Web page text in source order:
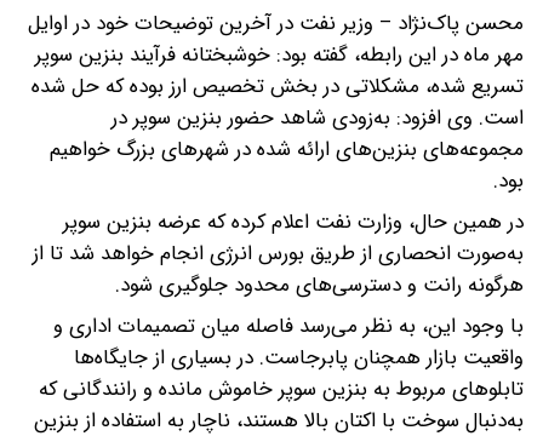
محسن پاک‌نژاد – وزیر نفت در آخرین توضیحات خود در اوایل
مهر ماه در این رابطه، گفته بود: خوشبختانه فرآیند بنزین سوپر
تسریع شده، مشکلاتی در بخش تخصیص ارز بوده که حل شده
است. وی افزود: به‌زودی شاهد حضور بنزین سوپر در
مجموعه‌های بنزین‌های ارائه شده در شهرهای بزرگ خواهیم
بود.
در همین حال، وزارت نفت اعلام کرده که عرضه بنزین سوپر
به‌صورت انحصاری از طریق بورس انرژی انجام خواهد شد تا از
هرگونه رانت و دسترسی‌های محدود جلوگیری شود.
با وجود این، به نظر می‌رسد فاصله میان تصمیمات اداری و
واقعیت بازار همچنان پابرجاست. در بسیاری از جایگاه‌ها
تابلوهای مربوط به بنزین سوپر خاموش مانده و رانندگانی که
به‌دنبال سوخت با اکتان بالا هستند، ناچار به استفاده از بنزین